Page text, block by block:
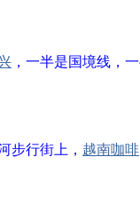
，一半是国境线，
步行街上， 越南咖啡